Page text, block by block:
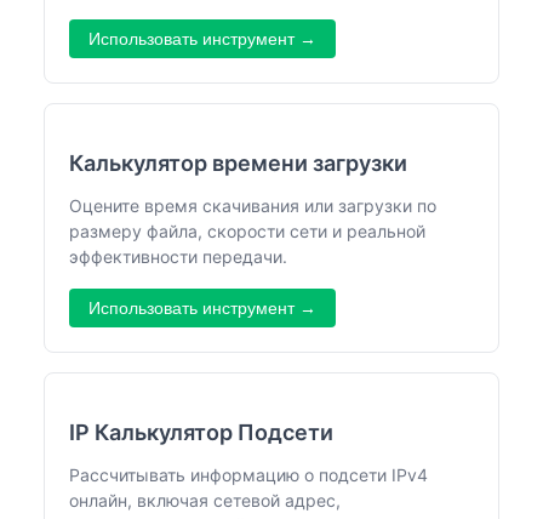
Использовать инструмент →
Калькулятор времени загрузки
Оцените время скачивания или загрузки по
размеру файла, скорости сети и реальной
эффективности передачи.
Использовать инструмент →
IP Калькулятор Подсети
Рассчитывать информацию о подсети IPv4
онлайн, включая сетевой адрес,